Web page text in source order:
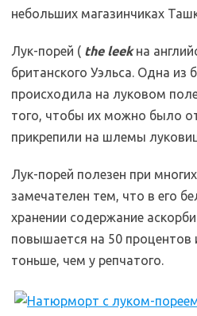
небольших магазинчиках
Лук-порей ( the leekна
британского Уэльса. Одна из
происходила на луковом
того, чтобы их можно было
прикрепили на шлемы
Лук-порей полезен при
замечателен тем, что в его
хранении содержание
повышается на 50 процентов
тоньше, чем у репчатого.